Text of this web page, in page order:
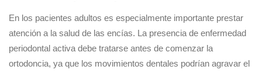
En los pacientes adultos es especialmente importante prestar
atención a la salud de las encías. La presencia de enfermedad
periodontal activa debe tratarse antes de comenzar la
ortodoncia, ya que los movimientos dentales podrían agravar el